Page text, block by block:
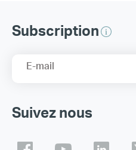
Subscription
E-mail
Suivez nous